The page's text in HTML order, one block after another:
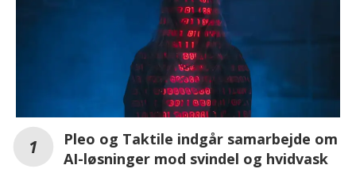
Pleo og Taktile indgår samarbejde om
AI-løsninger mod svindel og hvidvask